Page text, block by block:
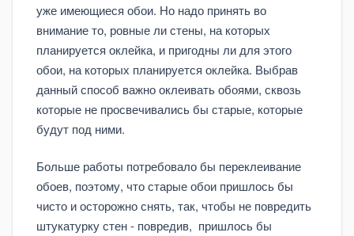
уже имеющиеся обои. Но надо принять во
внимание то, ровные ли стены, на которых
планируется оклейка, и пригодны ли для этого
обои, на которых планируется оклейка. Выбрав
данный способ важно оклеивать обоями, сквозь
которые не просвечивались бы старые, которые
будут под ними.
Больше работы потребовало бы переклеивание
обоев, поэтому, что старые обои пришлось бы
чисто и осторожно снять, так, чтобы не повредить
штукатурку стен - повредив, пришлось бы